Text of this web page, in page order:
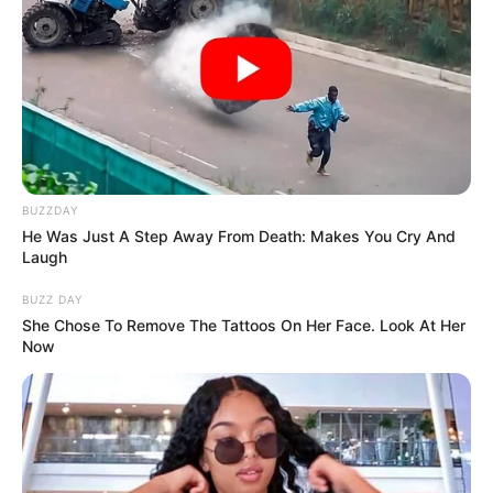
Filmes Românticos
8883
5475 – Comédias românticas
502675 – Românticos favoritos
BUZZDAY
He Was Just A Step Away From Death: Makes You Cry And
Laugh
BUZZ DAY
She Chose To Remove The Tattoos On Her Face. Look At Her
Now